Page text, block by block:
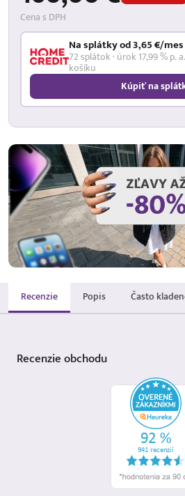
Cena s DPH
Na splátky od 3,65 €/mes
72 splátok · úrok 17,99 % p.
košíku
Kúpiť na
Recenzie Popis Často
Recenzieobchodu